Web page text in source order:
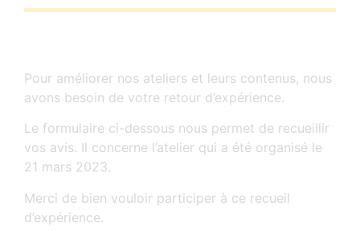
Pour améliorer nos ateliers et leurs contenus, nous
avons besoin de votre retour d’expérience.
Le formulaire ci-dessous nous permet de recueillir
vos avis. Il concerne l’atelier qui a été organisé le
21 mars 2023.
Merci de bien vouloir participer à ce recueil
d’expérience.